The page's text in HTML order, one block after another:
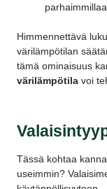
Himmennettävä
värilämpötilan
tämä ominaisuus
värilämpötila voi
Tässä kohtaa
useimmin?